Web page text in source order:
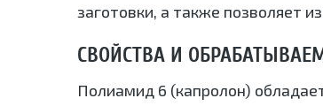
заготовки, а также позволяет
СВОЙСТВА И
Полиамид 6 (капролон)